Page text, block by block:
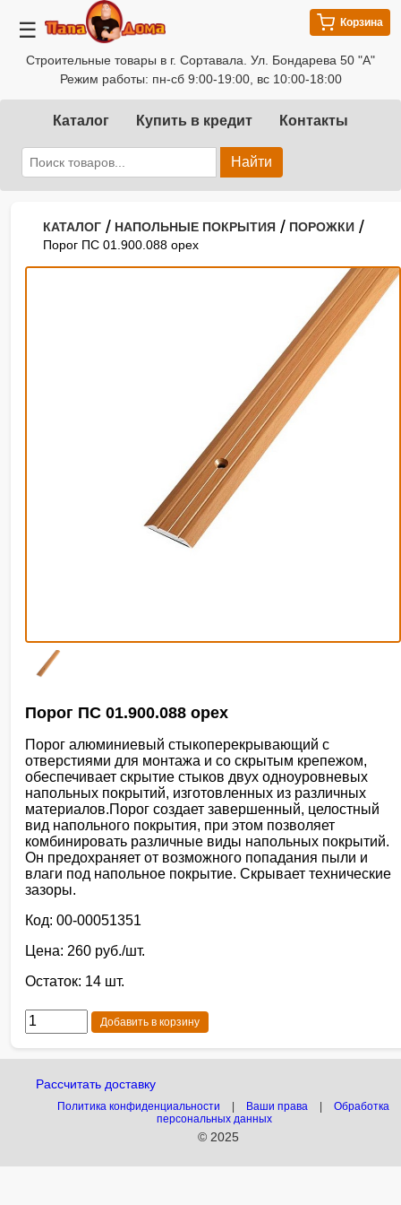
☰
Строительные товары в г. Сортавала. Ул. Бондарева 50 "А"
Режим работы: пн-сб 9:00-19:00, вс 10:00-18:00
Корзина
Каталог Купить в кредит Контакты
Найти
КАТАЛОГ / НАПОЛЬНЫЕ ПОКРЫТИЯ / ПОРОЖКИ /
Порог ПС 01.900.088 орех
Порог ПС 01.900.088 орех
Порог алюминиевый стыкоперекрывающий с
отверстиями для монтажа и со скрытым крепежом,
обеспечивает скрытие стыков двух одноуровневых
напольных покрытий, изготовленных из различных
материалов.Порог создает завершенный, целостный
вид напольного покрытия, при этом позволяет
комбинировать различные виды напольных покрытий.
Он предохраняет от возможного попадания пыли и
влаги под напольное покрытие. Скрывает технические
зазоры.
Код: 00-00051351
Цена: 260 руб./шт.
Остаток: 14 шт.
Добавить в корзину
Рассчитать доставку
Политика конфиденциальности Ваши права
Обработка
персональных данных
© 2025